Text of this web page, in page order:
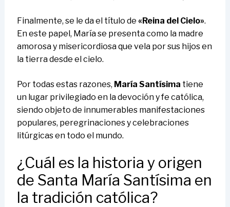
Finalmente, se le da el título de «Reina del Cielo».
En este papel, María se presenta como la madre
amorosa y misericordiosa que vela por sus hijos en
la tierra desde el cielo.
Por todas estas razones, María Santísima tiene
un lugar privilegiado en la devoción y fe católica,
siendo objeto de innumerables manifestaciones
populares, peregrinaciones y celebraciones
litúrgicas en todo el mundo.
¿Cuál es la historia y origen
de Santa María Santísima en
la tradición católica?